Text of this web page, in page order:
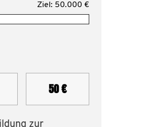
Ziel: 50.000 €
50 €
zur